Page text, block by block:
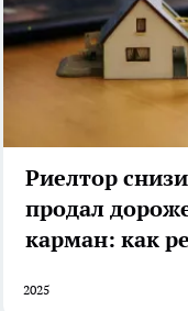
Риелтор
продал
карман: как
2025